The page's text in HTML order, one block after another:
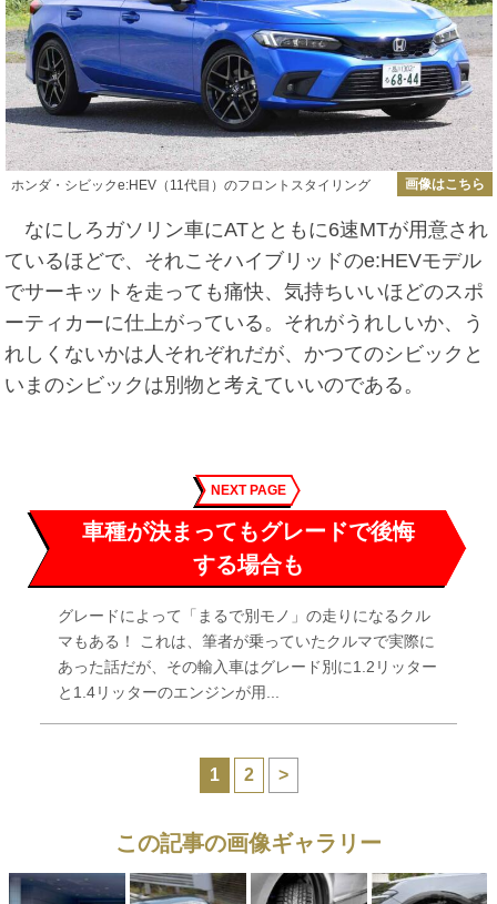
ホンダ・シビックe:HEV（11代目）のフロントスタイリング 画像はこちら
なにしろガソリン車にATとともに6速MTが用意され
ているほどで、それこそハイブリッドのe:HEVモデル
でサーキットを走っても痛快、気持ちいいほどのスポ
ーティカーに仕上がっている。それがうれしいか、う
れしくないかは人それぞれだが、かつてのシビックと
いまのシビックは別物と考えていいのである。
NEXT PAGE
車種が決まってもグレードで後悔
する場合も
グレードによって「まるで別モノ」の走りになるクル
マもある！ これは、筆者が乗っていたクルマで実際に
あった話だが、その輸入車はグレード別に1.2リッター
と1.4リッターのエンジンが用...
1 2 >
この記事の画像ギャラリー